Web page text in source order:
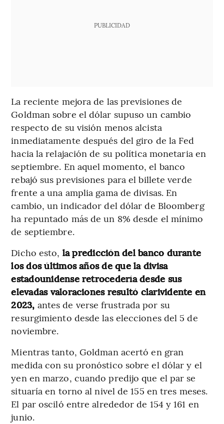
PUBLICIDAD
La reciente mejora de las previsiones de
Goldman sobre el dólar supuso un cambio
respecto de su visión menos alcista
inmediatamente después del giro de la Fed
hacia la relajación de su política monetaria en
septiembre. En aquel momento, el banco
rebajó sus previsiones para el billete verde
frente a una amplia gama de divisas. En
cambio, un indicador del dólar de Bloomberg
ha repuntado más de un 8% desde el mínimo
de septiembre.
Dicho esto, la predicción del banco durante
los dos últimos años de que la divisa
estadounidense retrocedería desde sus
elevadas valoraciones resultó clarividente en
2023, antes de verse frustrada por su
resurgimiento desde las elecciones del 5 de
noviembre.
Mientras tanto, Goldman acertó en gran
medida con su pronóstico sobre el dólar y el
yen en marzo, cuando predijo que el par se
situaría en torno al nivel de 155 en tres meses.
El par osciló entre alrededor de 154 y 161 en
junio.